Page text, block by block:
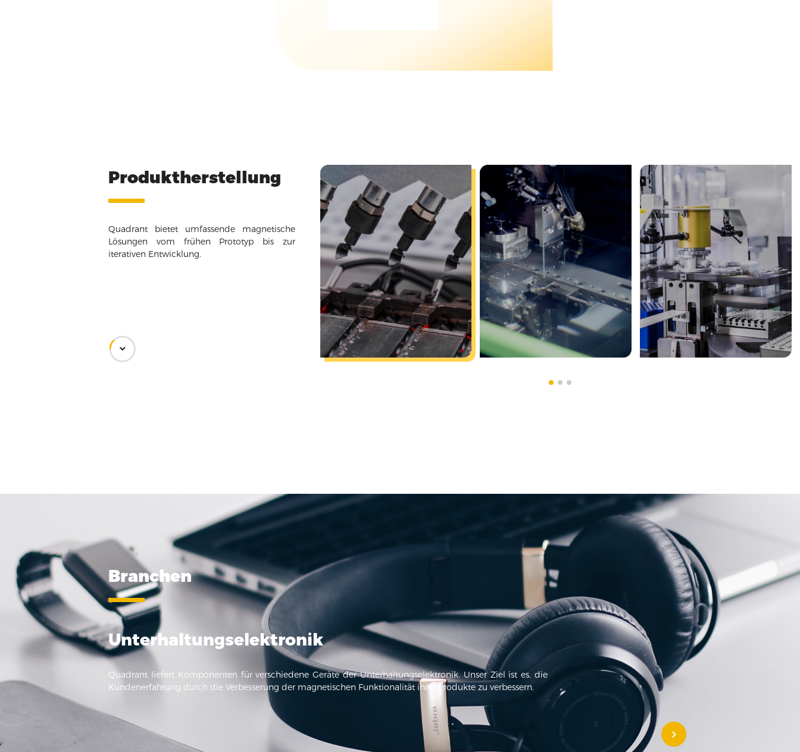
Produktherstellung
Quadrant bietet umfassende magnetische
Lösungen vom frühen Prototyp bis zur
iterativen Entwicklung.
Unterhaltungselektronik
Quadrant liefert Komponenten für verschiedene Geräte der Unterhaltungselektronik. Unser Ziel ist es, die
Kundenerfahrung durch die Verbesserung der magnetischen Funktionalität ihrer Produkte zu verbessern.
Branchen